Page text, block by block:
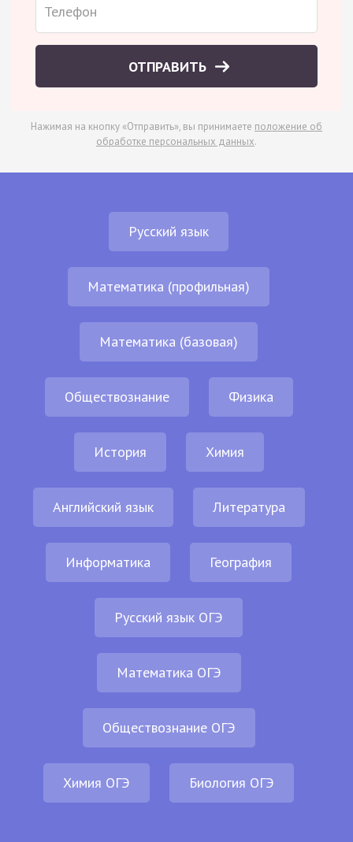
ОТПРАВИТЬ
Нажимая на кнопку «Отправить», вы принимаете положение об
обработке персональных данных.
Русский язык
Математика (профильная)
Математика (базовая)
Обществознание Физика
История Химия
Английский язык Литература
Информатика География
Русский язык ОГЭ
Математика ОГЭ
Обществознание ОГЭ
Химия ОГЭ Биология ОГЭ